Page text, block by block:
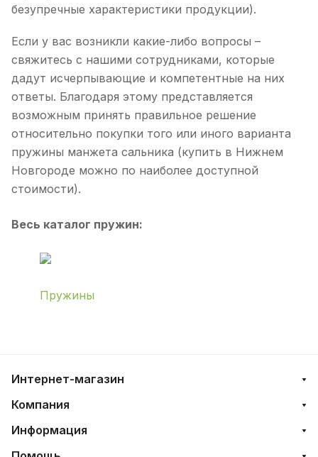
безупречные характеристики продукции).
Если у вас возникли какие-либо вопросы –
свяжитесь с нашими сотрудниками, которые
дадут исчерпывающие и компетентные на них
ответы. Благодаря этому представляется
возможным принять правильное решение
относительно покупки того или иного варианта
пружины манжета сальника (купить в Нижнем
Новгороде можно по наиболее доступной
стоимости).
Весь каталог пружин:
Пружины
Интернет-магазин
Компания
Информация